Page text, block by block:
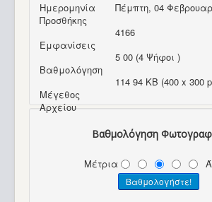
Ημερομηνία
Προσθήκης
Πέμπτη, 04
Εμφανίσεις
4166
Βαθμολόγηση
5 00 (4 Ψήφοι )
Μέγεθος
Αρχείου
114 94 KB (400 x 300
Βαθμολόγηση
Μέτρια